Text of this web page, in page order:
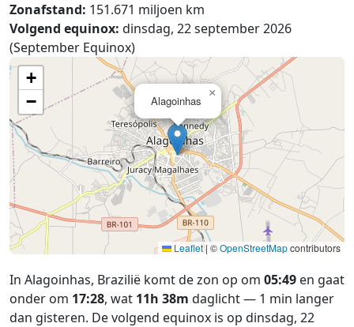
Zonafstand: 151.671 miljoen km
Volgend equinox: dinsdag, 22 september 2026
(September Equinox)
Alagoinhas
×
+
−
Leaflet | ©OpenStreetMapcontributors
In Alagoinhas, Brazilië komt de zon op om 05:49 en gaat
onder om 17:28, wat 11h 38m daglicht — 1 min langer
dan gisteren. De volgend equinox is op dinsdag, 22